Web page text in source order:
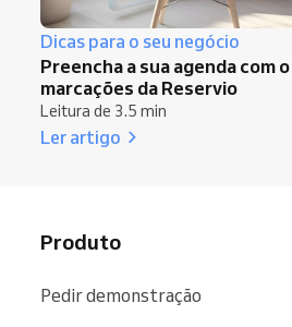
Dicas para o seu negócio
Preencha a sua agenda com
marcações da Reservio
Leitura de 3.5 min
Ler artigo
Produto
Pedir demonstração